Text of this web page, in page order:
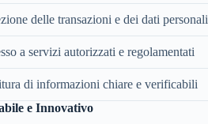
delle transazioni e dei dati personali
a servizi autorizzati e regolamentati
di informazioni chiare e verificabili
e Innovativo